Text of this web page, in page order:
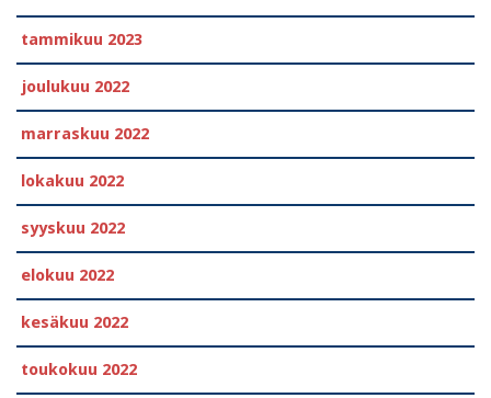
tammikuu 2023
joulukuu 2022
marraskuu 2022
lokakuu 2022
syyskuu 2022
elokuu 2022
kesäkuu 2022
toukokuu 2022